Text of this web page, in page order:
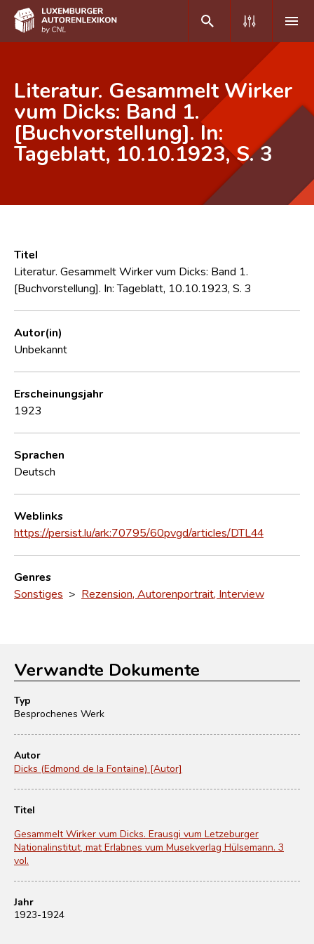
DE FR
Home
Autor(inn)en A-Z
Forschungsgruppe
Kontakt
Literatur. Gesammelt Wirker
vum Dicks: Band 1.
[Buchvorstellung]. In:
Tageblatt, 10.10.1923, S. 3
Titel
Literatur. Gesammelt Wirker vum Dicks: Band 1.
[Buchvorstellung]. In: Tageblatt, 10.10.1923, S. 3
Autor(in)
Unbekannt
Erscheinungsjahr
1923
Sprachen
Deutsch
Weblinks
https://persist.lu/ark:70795/60pvgd/articles/DTL44
Genres
Sonstiges > Rezension, Autorenportrait, Interview
Verwandte Dokumente
Typ
Besprochenes Werk
Autor
Dicks (Edmond de la Fontaine) [Autor]
Titel
Gesammelt Wirker vum Dicks. Erausgi vum Letzeburger
Nationalinstitut, mat Erlabnes vum Musekverlag Hülsemann. 3
vol.
Jahr
1923-1924